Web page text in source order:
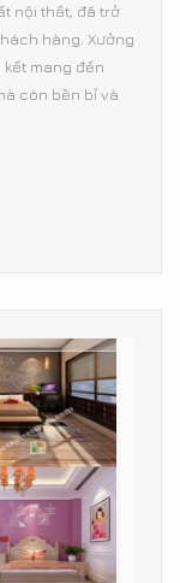
nội thất, đã trở
hàng. Xưởng
mang đến
còn bền bỉ và